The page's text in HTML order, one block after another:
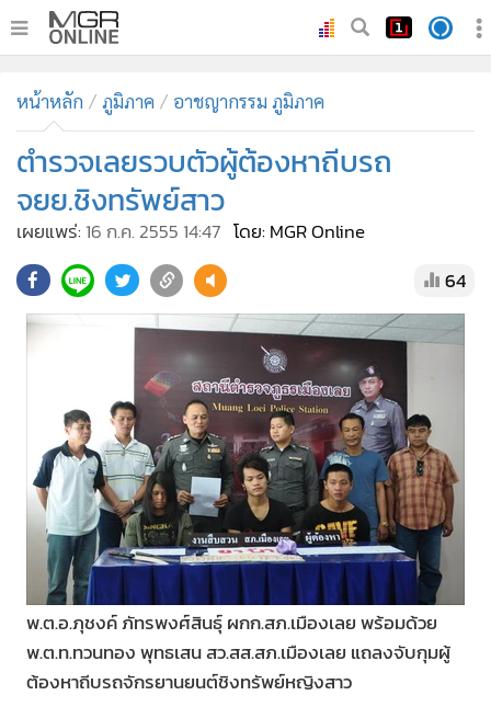
ทันเหตุการณ์
• ภาคใต้
ภูมิภาค
Online Section
• ผู้จัดการรายวัน
คอลัมนิสต์
Cyber BIZ
ผู้จัดกวน
Good health & Well-being
Green Innovation & SD
Management & HR
MGR Live
Infographic
การเมือง
ท่องเที่ยว
หน้าหลัก ภูมิภาค อาชญากรรม ภูมิภาค
ตำรวจเลยรวบตัวผู้ต้องหาถีบรถ
จยย.ชิงทรัพย์สาว
เผยแพร่: 16 ก.ค. 2555 14:47 โดย: MGR Online
64
พ.ต.อ.ภุชงค์ ภัทรพงศ์สินธุ์ ผกก.สภ.เมืองเลย พร้อมด้วย
พ.ต.ท.ทวนทอง พุทธเสน สว.สส.สภ.เมืองเลย แถลงจับกุมผู้
ต้องหาถีบรถจักรยานยนต์ชิงทรัพย์หญิงสาว